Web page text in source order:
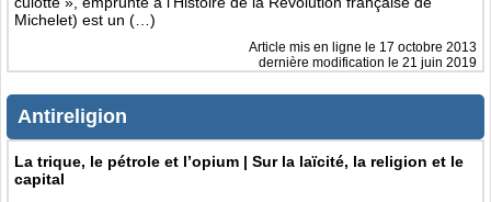
Michelet) est un (…)
Article mis en ligne le 17 octobre 2013
dernière modification le 21 juin 2019
Antireligion
La trique, le pétrole et l’opium | Sur la laïcité, la religion et le
capital